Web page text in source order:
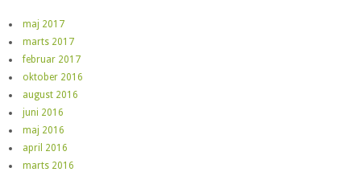
maj 2017
marts 2017
februar 2017
oktober 2016
august 2016
juni 2016
maj 2016
april 2016
marts 2016